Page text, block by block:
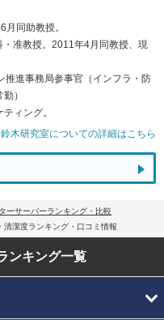
同助教授。
准教授。2011年4月同教授、現
推進事務局参事官（インフラ・防
）
ィング。
木研究室についての詳細はこちら
ーサーバーランキング・比較
清潔度ランキング・口コミ情報
ンキング一覧